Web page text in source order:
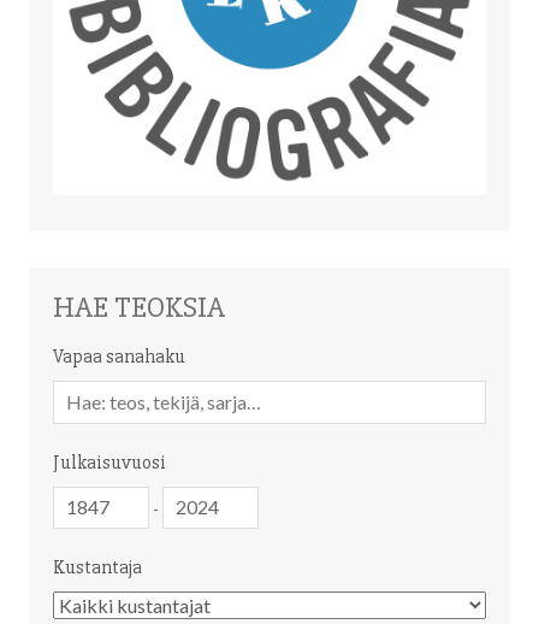
HAE TEOKSIA
Vapaa sanahaku
sanahaku
Julkaisuvuosi
-
Kustantaja
Kustantaja